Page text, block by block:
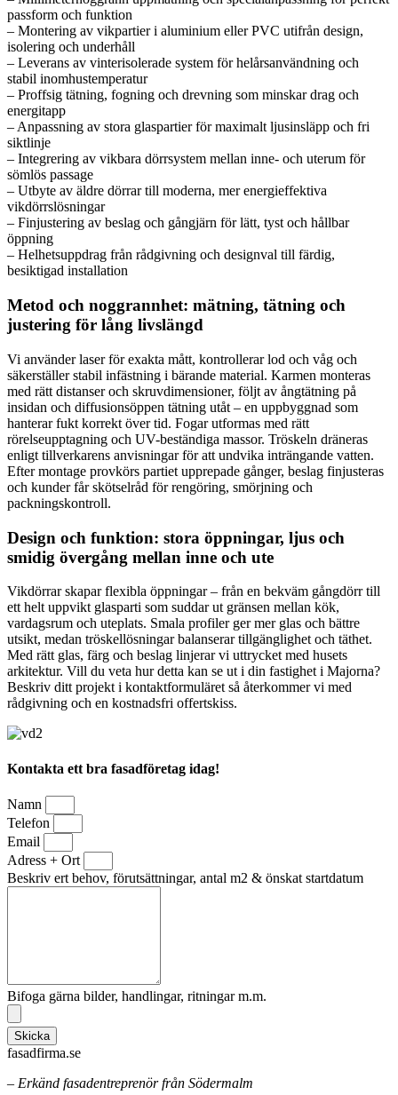
passform och funktion
– Montering av vikpartier i aluminium eller PVC utifrån design,
isolering och underhåll
– Leverans av vinterisolerade system för helårsanvändning och
stabil inomhustemperatur
– Proffsig tätning, fogning och drevning som minskar drag och
energitapp
– Anpassning av stora glaspartier för maximalt ljusinsläpp och fri
siktlinje
– Integrering av vikbara dörrsystem mellan inne- och uterum för
sömlös passage
– Utbyte av äldre dörrar till moderna, mer energieffektiva
vikdörrslösningar
– Finjustering av beslag och gångjärn för lätt, tyst och hållbar
öppning
– Helhetsuppdrag från rådgivning och designval till färdig,
besiktigad installation
Metod och noggrannhet: mätning, tätning och
justering för lång livslängd
Vi använder laser för exakta mått, kontrollerar lod och våg och
säkerställer stabil infästning i bärande material. Karmen monteras
med rätt distanser och skruvdimensioner, följt av ångtätning på
insidan och diffusionsöppen tätning utåt – en uppbyggnad som
hanterar fukt korrekt över tid. Fogar utformas med rätt
rörelseupptagning och UV-beständiga massor. Tröskeln dräneras
enligt tillverkarens anvisningar för att undvika inträngande vatten.
Efter montage provkörs partiet upprepade gånger, beslag finjusteras
och kunder får skötselråd för rengöring, smörjning och
packningskontroll.
Design och funktion: stora öppningar, ljus och
smidig övergång mellan inne och ute
Vikdörrar skapar flexibla öppningar – från en bekväm gångdörr till
ett helt uppvikt glasparti som suddar ut gränsen mellan kök,
vardagsrum och uteplats. Smala profiler ger mer glas och bättre
utsikt, medan tröskellösningar balanserar tillgänglighet och täthet.
Med rätt glas, färg och beslag linjerar vi uttrycket med husets
arkitektur. Vill du veta hur detta kan se ut i din fastighet i Majorna?
Beskriv ditt projekt i kontaktformuläret så återkommer vi med
rådgivning och en kostnadsfri offertskiss.
Kontakta ett bra fasadföretag idag!
Namn
Telefon
Email
Adress + Ort
Beskriv ert behov, förutsättningar, antal m2 & önskat startdatum
Bifoga gärna bilder, handlingar, ritningar m.m.
Skicka
fasadfirma.se
– Erkänd fasadentreprenör från Södermalm